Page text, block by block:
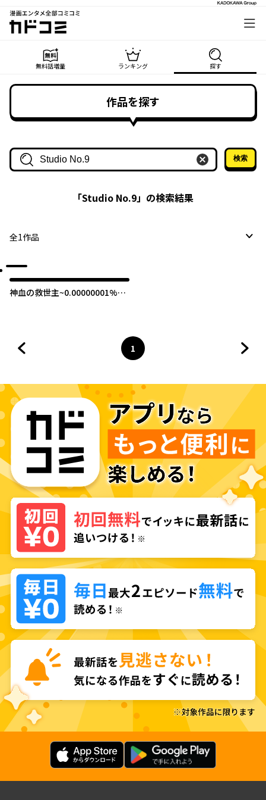
漫画エンタメ全部コミコミ
カドコミ
無料話増量 ランキング 探す
作品を探す
作品名・作家名で探す
検索
「Studio No.9」の検索結果
全1作品
神血の救世主~0.00000001%を
ページ
1
へ